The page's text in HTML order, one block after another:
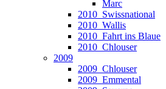
Marc
2010_Swissnational
2010_Wallis
2010_Fahrt ins Blaue
2010_Chlouser
2009
2009_Chlouser
2009_Emmental